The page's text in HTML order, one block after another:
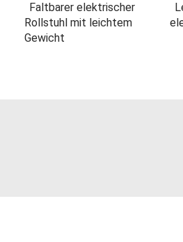
Faltbarer elektrischer
Rollstuhl mit leichtem
Gewicht